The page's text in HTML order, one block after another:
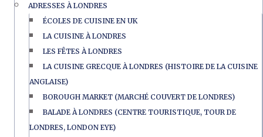
ADRESSES À LONDRES
ÉCOLES DE CUISINE EN UK
LA CUISINE À LONDRES
LES FÊTES À LONDRES
LA CUISINE GRECQUE À LONDRES (HISTOIRE DE LA CUISINE
ANGLAISE)
BOROUGH MARKET (MARCHÉ COUVERT DE LONDRES)
BALADE À LONDRES (CENTRE TOURISTIQUE, TOUR DE
LONDRES, LONDON EYE)